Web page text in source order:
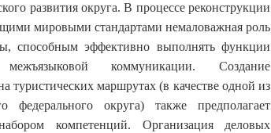
развития округа. В процессе реконструкции
мировыми стандартами немаловажная роль
способным эффективно выполнять функции
коммуникации. Создание
туристических маршрутах (в качестве одной из
федерального округа) также предполагает
компетенций. Организация деловых